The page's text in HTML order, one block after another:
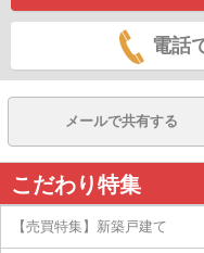
電話
メールで共有する
こだわり特集
【売買特集】新築戸建て